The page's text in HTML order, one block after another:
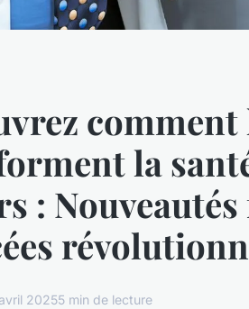
comment
la
:
20255 min de lecture